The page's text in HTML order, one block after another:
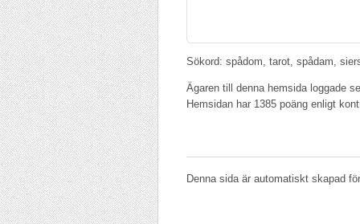
Sökord: spådom, tarot, spådam,
Ägaren till denna hemsida loggade
Hemsidan har 1385 poäng enligt
Denna sida är automatiskt skapad